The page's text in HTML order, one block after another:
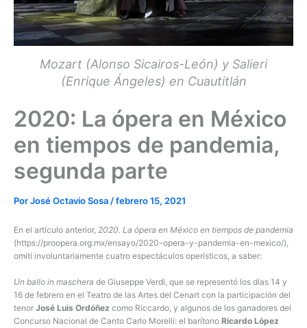
Mozart (Alonso Sicairos-León) y Salieri
(Enrique Ángeles) en Cuautitlán
2020: La ópera en México
en tiempos de pandemia,
segunda parte
PorJosé Octavio Sosa/febrero 15, 2021
En el artículo anterior, 2020. La ópera en México en tiempos de pandemia
(https://proopera.org.mx/ensayo/2020-opera-y-pandemia-en-mexico/),
omití involuntariamente cuatro espectáculos operísticos, a saber:
Un ballo in maschera de Giuseppe Verdi, que se representó los días 14 y
16 de febrero en el Teatro de las Artes del Cenart con la participación del
tenor José Luis Ordóñez como Riccardo, y algunos de los ganadores del
Concurso Nacional de Canto Carlo Morelli: el barítono Ricardo López